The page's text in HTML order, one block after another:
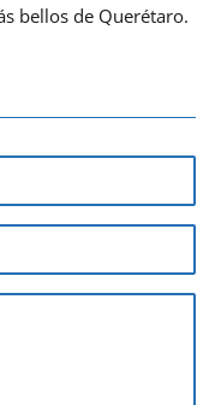
bellos de Querétaro.